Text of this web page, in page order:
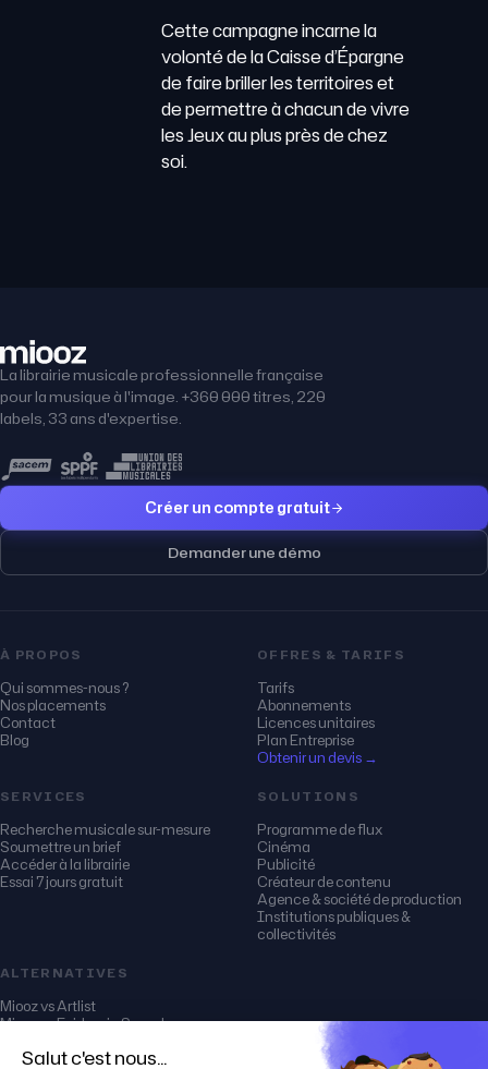
Cette campagne incarne la
volonté de la Caisse d’Épargne
de faire briller les territoires et
de permettre à chacun de vivre
les Jeux au plus près de chez
soi.
La librairie musicale professionnelle française
pour la musique à l'image. +360 000 titres, 220
labels, 33 ans d'expertise.
Créer un compte gratuit
Demander une démo
À PROPOS
Qui sommes-nous ?
Nos placements
Contact
Blog
OFFRES & TARIFS
Tarifs
Abonnements
Licences unitaires
Plan Entreprise
Obtenir un devis →
SERVICES
Recherche musicale sur-mesure
Soumettre un brief
Accéder à la librairie
Essai 7 jours gratuit
SOLUTIONS
Programme de flux
Cinéma
Publicité
Créateur de contenu
Agence & société de production
Institutions publiques &
collectivités
ALTERNATIVES
Miooz vs Artlist
Miooz vs Epidemic Sound
Miooz vs Soundstripe